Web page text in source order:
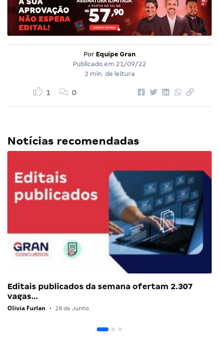
Por Equipe Gran
Publicado em 21/09/22
2 min. de leitura
1 0
Notícias recomendadas
Editais publicados da semana ofertam 2.307
vagas…
Olivia Furlan • 28 de Junho